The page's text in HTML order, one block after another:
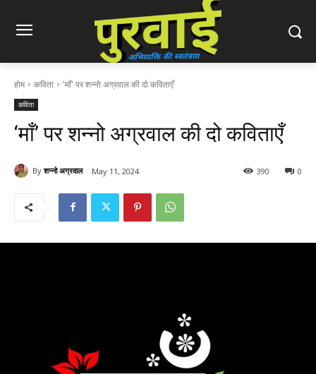
होम कविता 'माँ' पर शन्नो अग्रवाल की दो कविताएँ
कविता
‘माँ’ पर शन्नो अग्रवाल की दो कविताएँ
By शन्नो अग्रवाल May 11, 2024 0
390